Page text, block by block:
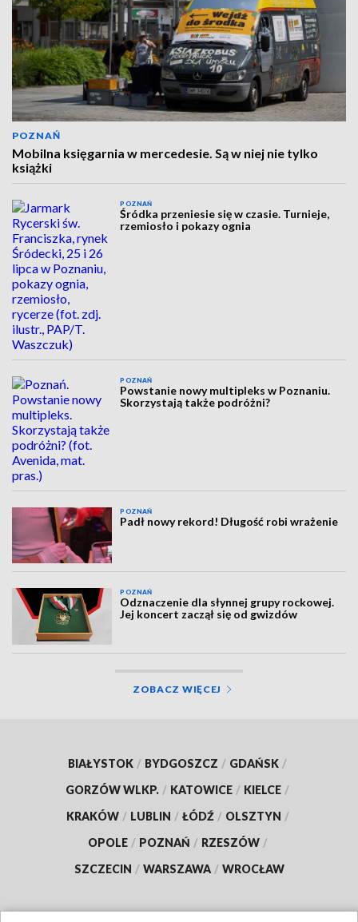
POZNAŃ
Mobilna księgarnia w mercedesie. Są w niej nie tylko
książki
POZNAŃ
Śródka przeniesie się w czasie. Turnieje,
rzemiosło i pokazy ognia
POZNAŃ
Powstanie nowy multipleks w Poznaniu.
Skorzystają także podróżni?
POZNAŃ
Padł nowy rekord! Długość robi wrażenie
POZNAŃ
Odznaczenie dla słynnej grupy rockowej.
Jej koncert zaczął się od gwizdów
ZOBACZ WIĘCEJ
BIAŁYSTOK / BYDGOSZCZ / GDAŃSK /
GORZÓW WLKP. / KATOWICE / KIELCE /
KRAKÓW / LUBLIN / ŁÓDŹ / OLSZTYN /
OPOLE / POZNAŃ / RZESZÓW /
SZCZECIN / WARSZAWA / WROCŁAW